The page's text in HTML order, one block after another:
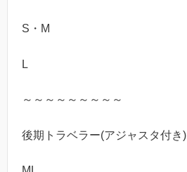
S・M
L
～～～～～～～～～
後期トラベラー(アジャスタ付き)